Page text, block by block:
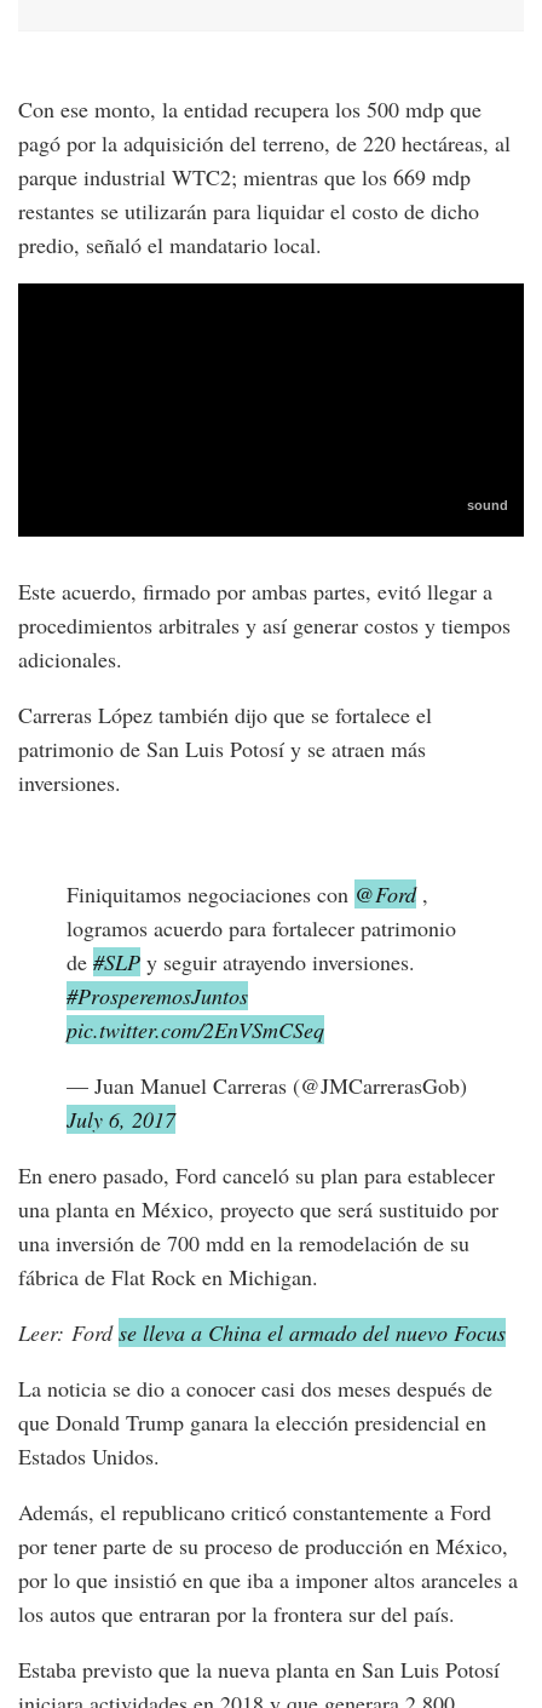
Con ese monto, la entidad recupera los 500 mdp que
pagó por la adquisición del terreno, de 220 hectáreas, al
parque industrial WTC2; mientras que los 669 mdp
restantes se utilizarán para liquidar el costo de dicho
predio, señaló el mandatario local.
Este acuerdo, firmado por ambas partes, evitó llegar a
procedimientos arbitrales y así generar costos y tiempos
adicionales.
Carreras López también dijo que se fortalece el
patrimonio de San Luis Potosí y se atraen más
inversiones.
Finiquitamos negociaciones con @Ford ,
logramos acuerdo para fortalecer patrimonio
de #SLP y seguir atrayendo inversiones.
#ProsperemosJuntos
pic.twitter.com/2EnVSmCSeq
— Juan Manuel Carreras (@JMCarrerasGob)
July 6, 2017
En enero pasado, Ford canceló su plan para establecer
una planta en México, proyecto que será sustituido por
una inversión de 700 mdd en la remodelación de su
fábrica de Flat Rock en Michigan.
Leer: Fordse lleva a China el armado del nuevo Focus
La noticia se dio a conocer casi dos meses después de
que Donald Trump ganara la elección presidencial en
Estados Unidos.
Además, el republicano criticó constantemente a Ford
por tener parte de su proceso de producción en México,
por lo que insistió en que iba a imponer altos aranceles a
los autos que entraran por la frontera sur del país.
Estaba previsto que la nueva planta en San Luis Potosí